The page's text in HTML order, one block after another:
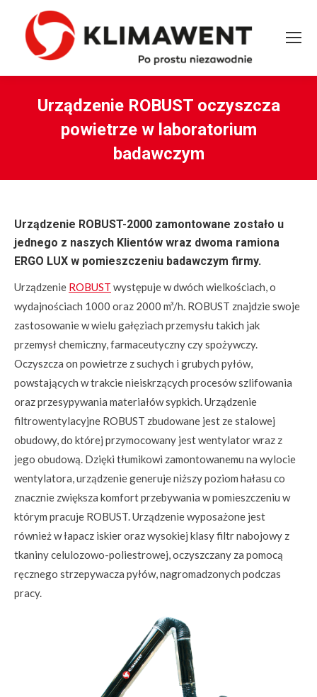
Urządzenie ROBUST oczyszcza
powietrze w laboratorium
badawczym
Urządzenie ROBUST-2000 zamontowane zostało u
jednego z naszych Klientów wraz dwoma ramiona
ERGO LUX w pomieszczeniu badawczym firmy.
Urządzenie ROBUST występuje w dwóch wielkościach, o
wydajnościach 1000 oraz 2000 m³/h. ROBUST znajdzie swoje
zastosowanie w wielu gałęziach przemysłu takich jak
przemysł chemiczny, farmaceutyczny czy spożywczy.
Oczyszcza on powietrze z suchych i grubych pyłów,
powstających w trakcie nieiskrzących procesów szlifowania
oraz przesypywania materiałów sypkich. Urządzenie
filtrowentylacyjne ROBUST zbudowane jest ze stalowej
obudowy, do której przymocowany jest wentylator wraz z
jego obudową. Dzięki tłumikowi zamontowanemu na wylocie
wentylatora, urządzenie generuje niższy poziom hałasu co
znacznie zwiększa komfort przebywania w pomieszczeniu w
którym pracuje ROBUST. Urządzenie wyposażone jest
również w łapacz iskier oraz wysokiej klasy filtr nabojowy z
tkaniny celulozowo-poliestrowej, oczyszczany za pomocą
ręcznego strzepywacza pyłów, nagromadzonych podczas
pracy.